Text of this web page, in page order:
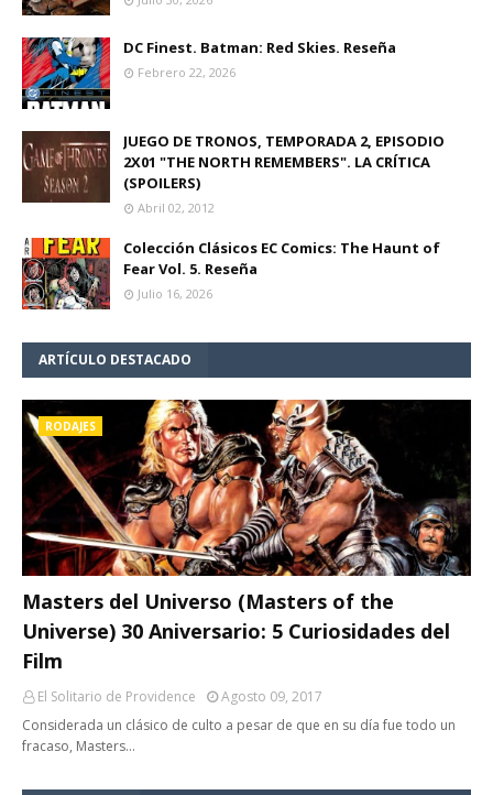
DC Finest. Batman: Red Skies. Reseña
Febrero 22, 2026
JUEGO DE TRONOS, TEMPORADA 2, EPISODIO
2X01 "THE NORTH REMEMBERS". LA CRÍTICA
(SPOILERS)
Abril 02, 2012
Colección Clásicos EC Comics: The Haunt of
Fear Vol. 5. Reseña
Julio 16, 2026
ARTÍCULO DESTACADO
RODAJES
Masters del Universo (Masters of the
Universe) 30 Aniversario: 5 Curiosidades del
Film
El Solitario de Providence
Agosto 09, 2017
Considerada un clásico de culto a pesar de que en su día fue todo un
fracaso, Masters…